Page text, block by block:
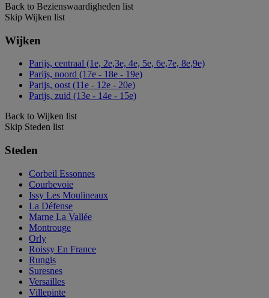
Back to Bezienswaardigheden list
Skip Wijken list
Wijken
Parijs, centraal (1e, 2e,3e, 4e, 5e, 6e,7e, 8e,9e)
Parijs, noord (17e - 18e - 19e)
Parijs, oost (11e - 12e - 20e)
Parijs, zuid (13e - 14e - 15e)
Back to Wijken list
Skip Steden list
Steden
Corbeil Essonnes
Courbevoie
Issy Les Moulineaux
La Défense
Marne La Vallée
Montrouge
Orly
Roissy En France
Rungis
Suresnes
Versailles
Villepinte